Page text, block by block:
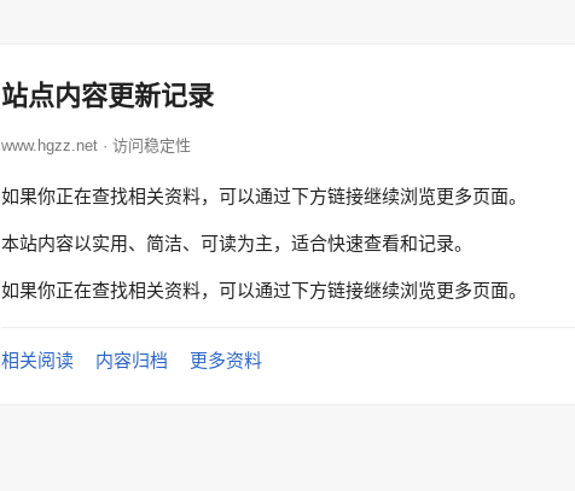
站点内容更新记录
www.hgzz.net · 访问稳定性
如果你正在查找相关资料，可以通过下方链接继续浏览更多页面。
本站内容以实用、简洁、可读为主，适合快速查看和记录。
如果你正在查找相关资料，可以通过下方链接继续浏览更多页面。
相关阅读 内容归档 更多资料